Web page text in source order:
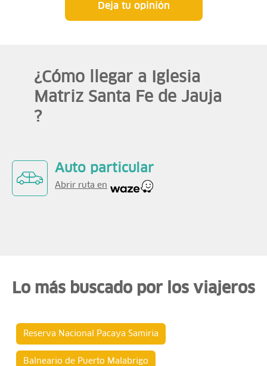
Deja tu opinión
¿Cómo llegar a Iglesia
Matriz Santa Fe de Jauja
?
Auto particular
Abrir ruta en
Lo más buscado por los viajeros
Reserva Nacional Pacaya Samiria
Balneario de Puerto Malabrigo